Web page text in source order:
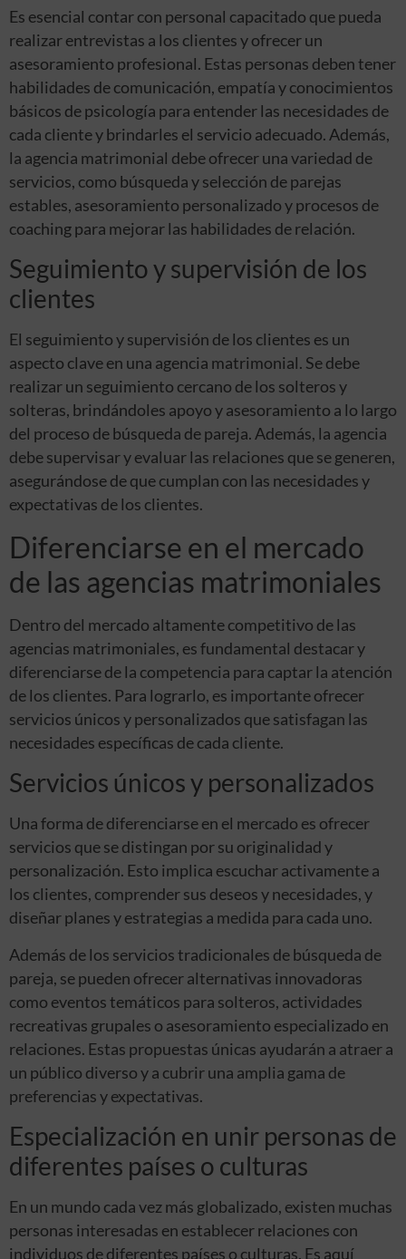
Es esencial contar con personal capacitado que pueda
realizar entrevistas a los clientes y ofrecer un
asesoramiento profesional. Estas personas deben tener
habilidades de comunicación, empatía y conocimientos
básicos de psicología para entender las necesidades de
cada cliente y brindarles el servicio adecuado. Además,
la agencia matrimonial debe ofrecer una variedad de
servicios, como búsqueda y selección de parejas
estables, asesoramiento personalizado y procesos de
coaching para mejorar las habilidades de relación.
Seguimiento y supervisión de los
clientes
El seguimiento y supervisión de los clientes es un
aspecto clave en una agencia matrimonial. Se debe
realizar un seguimiento cercano de los solteros y
solteras, brindándoles apoyo y asesoramiento a lo largo
del proceso de búsqueda de pareja. Además, la agencia
debe supervisar y evaluar las relaciones que se generen,
asegurándose de que cumplan con las necesidades y
expectativas de los clientes.
Diferenciarse en el mercado
de las agencias matrimoniales
Dentro del mercado altamente competitivo de las
agencias matrimoniales, es fundamental destacar y
diferenciarse de la competencia para captar la atención
de los clientes. Para lograrlo, es importante ofrecer
servicios únicos y personalizados que satisfagan las
necesidades específicas de cada cliente.
Servicios únicos y personalizados
Una forma de diferenciarse en el mercado es ofrecer
servicios que se distingan por su originalidad y
personalización. Esto implica escuchar activamente a
los clientes, comprender sus deseos y necesidades, y
diseñar planes y estrategias a medida para cada uno.
Además de los servicios tradicionales de búsqueda de
pareja, se pueden ofrecer alternativas innovadoras
como eventos temáticos para solteros, actividades
recreativas grupales o asesoramiento especializado en
relaciones. Estas propuestas únicas ayudarán a atraer a
un público diverso y a cubrir una amplia gama de
preferencias y expectativas.
Especialización en unir personas de
diferentes países o culturas
En un mundo cada vez más globalizado, existen muchas
personas interesadas en establecer relaciones con
individuos de diferentes países o culturas. Es aquí